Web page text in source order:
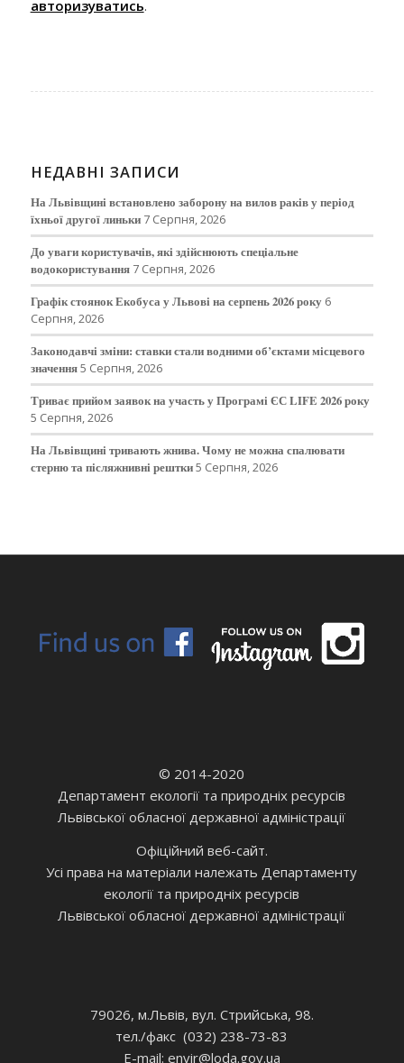
авторизуватись.
НЕДАВНІ ЗАПИСИ
На Львівщині встановлено заборону на вилов раків у період
їхньої другої линьки 7 Серпня, 2026
До уваги користувачів, які здійснюють спеціальне
водокористування 7 Серпня, 2026
Графік стоянок Екобуса у Львові на серпень 2026 року 6
Серпня, 2026
Законодавчі зміни: ставки стали водними об’єктами місцевого
значення5 Серпня, 2026
Триває прийом заявок на участь у Програмі ЄС LIFE 2026 року
5 Серпня, 2026
На Львівщині тривають жнива. Чому не можна спалювати
стерню та післяжнивні рештки5 Серпня, 2026
© 2014-2020
Департамент екології та природніх ресурсів
Львівської обласної державної адміністрації
Офіційний веб-сайт.
Усі права на матеріали належать Департаменту
екології та природніх ресурсів
Львівської обласної державної адміністрації
79026, м.Львів, вул. Стрийська, 98.
тел./факс (032) 238-73-83
E-mail: envir@loda.gov.ua